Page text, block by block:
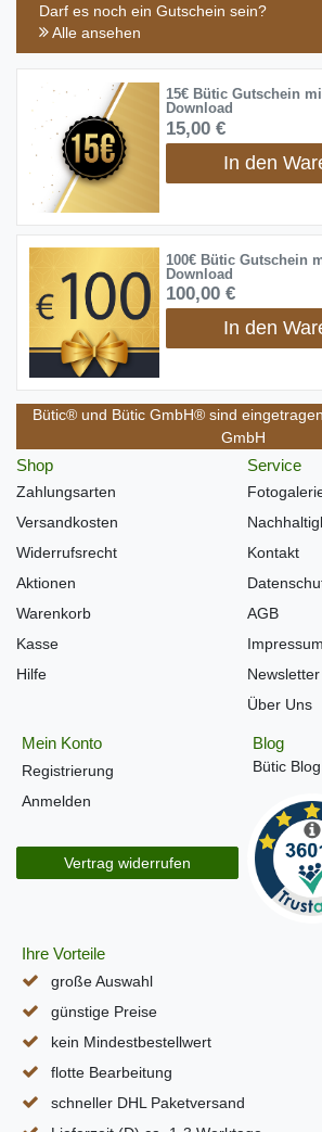
Darf es noch ein Gutschein sein?
Alle ansehen
15€ Bütic Gutschein
Download
15,00 €
In den
100€ Bütic Gutschein
Download
100,00 €
In den
Bütic® und Bütic GmbH® sind
GmbH
Shop
Zahlungsarten
Versandkosten
Widerrufsrecht
Aktionen
Warenkorb
Kasse
Hilfe
Service
Kontakt
AGB
Impressum
Newsletter
Über Uns
Mein Konto
Registrierung
Anmelden
Vertrag widerrufen
Blog
Bütic Blog
Ihre Vorteile
große Auswahl
günstige Preise
kein Mindestbestellwert
flotte Bearbeitung
schneller DHL Paketversand